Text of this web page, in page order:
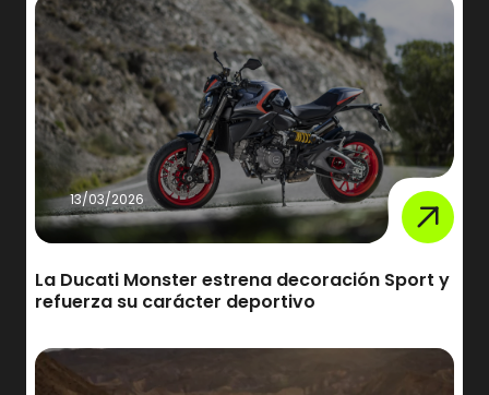
13/03/2026
La Ducati Monster estrena decoración Sport y
refuerza su carácter deportivo